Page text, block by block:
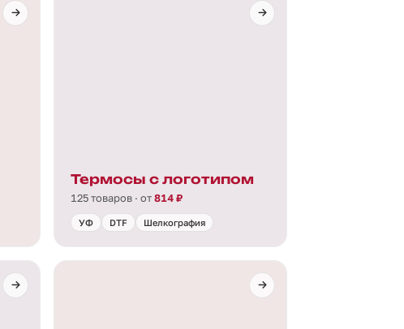
Термосы с логотипом
125 товаров · от814 ₽
УФ DTF Шелкография